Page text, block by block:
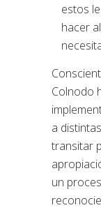
estos
hacer
Colnodo
a
transitar
un